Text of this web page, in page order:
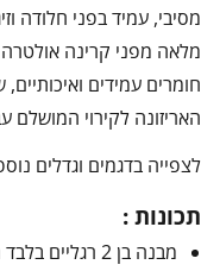
מסיבי, עמיד בפני חלודה
מלאה מפני קרינה
חומרים עמידים
האריזונה לקירוי המושלם
לצפייה בדגמים וגדלים
תכונות :
מבנה בן 2 רגליים בלבד מאפשר חניה קלה.